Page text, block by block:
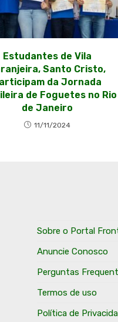
Estudantes de Vila
Santo Cristo,
da Jornada
de Foguetes no Rio
de Janeiro
11/11/2024
Sobre o Portal
Anuncie Conosco
Perguntas
Termos de uso
Política de